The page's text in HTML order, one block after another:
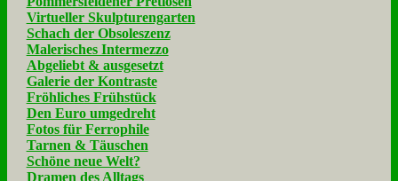
Virtueller Skulpturengarten
Schach der Obsoleszenz
Malerisches Intermezzo
Abgeliebt & ausgesetzt
Galerie der Kontraste
Fröhliches Frühstück
Den Euro umgedreht
Fotos für Ferrophile
Tarnen & Täuschen
Schöne neue Welt?
Dramen des Alltags